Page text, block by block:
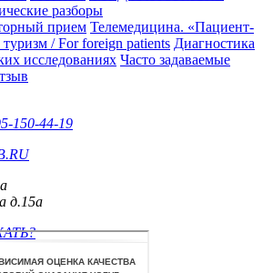
разборы
прием Телемедицина. «Пациент-
/ For foreign patients Диагностика
исследованиях Часто задаваемые
150-44-19
д.15а